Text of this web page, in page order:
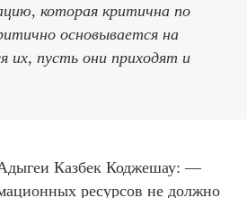
которая критична по
основывается на
пусть они приходят и
Казбек Коджешау: —
ресурсов не должно